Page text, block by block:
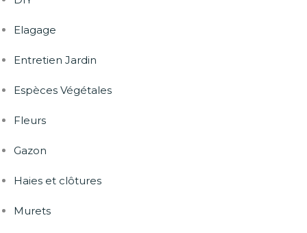
Elagage
Entretien Jardin
Espèces Végétales
Fleurs
Gazon
Haies et clôtures
Murets